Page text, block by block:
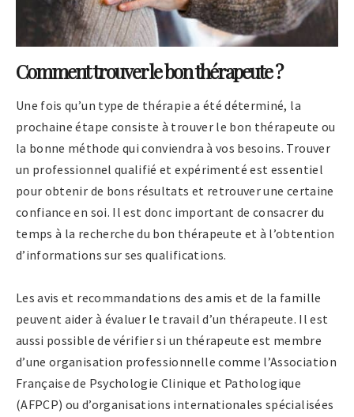
Comment trouver le bon thérapeute ?
Une fois qu’un type de thérapie a été déterminé, la
prochaine étape consiste à trouver le bon thérapeute ou
la bonne méthode qui conviendra à vos besoins. Trouver
un professionnel qualifié et expérimenté est essentiel
pour obtenir de bons résultats et retrouver une certaine
confiance en soi. Il est donc important de consacrer du
temps à la recherche du bon thérapeute et à l’obtention
d’informations sur ses qualifications.
Les avis et recommandations des amis et de la famille
peuvent aider à évaluer le travail d’un thérapeute. Il est
aussi possible de vérifier si un thérapeute est membre
d’une organisation professionnelle comme l’Association
Française de Psychologie Clinique et Pathologique
(AFPCP) ou d’organisations internationales spécialisées